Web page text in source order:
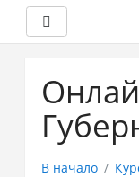
основному
В начало